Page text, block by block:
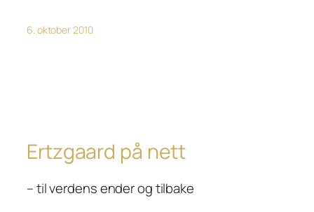
6. oktober 2010
Ertzgaard på nett
– til verdens ender og tilbake